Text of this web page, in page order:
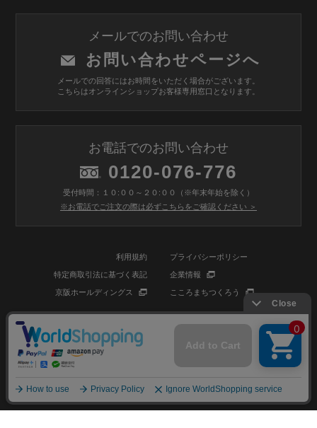
メールでのお問い合わせ
お問い合わせページへ
メールでの回答にはお時間をいただく場合がございます。
こちらはオンラインショップお客様専用窓口となります。
お電話でのお問い合わせ
0120-076-776
受付時間：１０:００～２０:００（※年末年始を除く）
※お電話でご注文の際は必ずこちらをご確認ください ＞
利用規約 プライバシーポリシー
特定商取引法に基づく表記 企業情報
京阪ホールディングス こころまちつくろう